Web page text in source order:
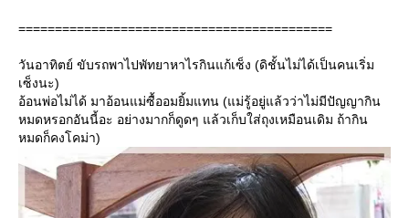
===========================================
วันอาทิตย์ ขับรถพาไปพัทยาหาไรกินแก้เซ็ง (ดิชั้นไม่ได้เป็นคนเริ่ม
เซ็งนะ)
อ้อนพ่อไม่ได้ มาอ้อนแม่ซื้ออมยิ้มแทน (แม่รู้อยู่แล้วว่าไม่มีปัญญากิน
หมดหรอกอันนี้อะ อย่างมากก็ดูดๆ แล้วเก็บใส่ถุงเหมือนเดิม ถ้ากิน
หมดก็คงโคม่า)